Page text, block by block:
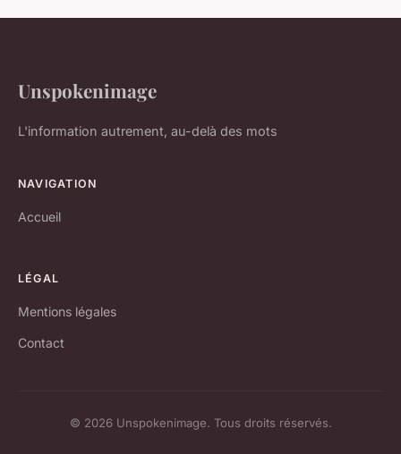
Unspokenimage
L'information autrement, au-delà des mots
NAVIGATION
Accueil
LÉGAL
Mentions légales
Contact
© 2026 Unspokenimage. Tous droits réservés.